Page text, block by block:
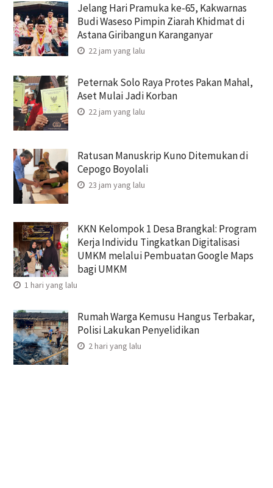
Jelang Hari Pramuka ke-65, Kakwarnas
Budi Waseso Pimpin Ziarah Khidmat di
Astana Giribangun Karanganyar
22 jam yang lalu
Peternak Solo Raya Protes Pakan Mahal,
Aset Mulai Jadi Korban
22 jam yang lalu
Ratusan Manuskrip Kuno Ditemukan di
Cepogo Boyolali
23 jam yang lalu
KKN Kelompok 1 Desa Brangkal: Program
Kerja Individu Tingkatkan Digitalisasi
UMKM melalui Pembuatan Google Maps
bagi UMKM
1 hari yang lalu
Rumah Warga Kemusu Hangus Terbakar,
Polisi Lakukan Penyelidikan
2 hari yang lalu